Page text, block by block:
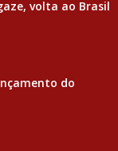
volta ao Brasil
do